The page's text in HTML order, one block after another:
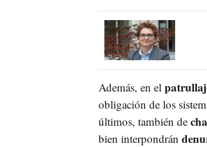
Además, en el
obligación de los
últimos, también de
bien interpondrán